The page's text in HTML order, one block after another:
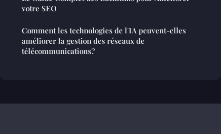
votre SEO
Comment les technologies de l'IA peuvent-elles
améliorer la gestion des réseaux de
télécommunications?